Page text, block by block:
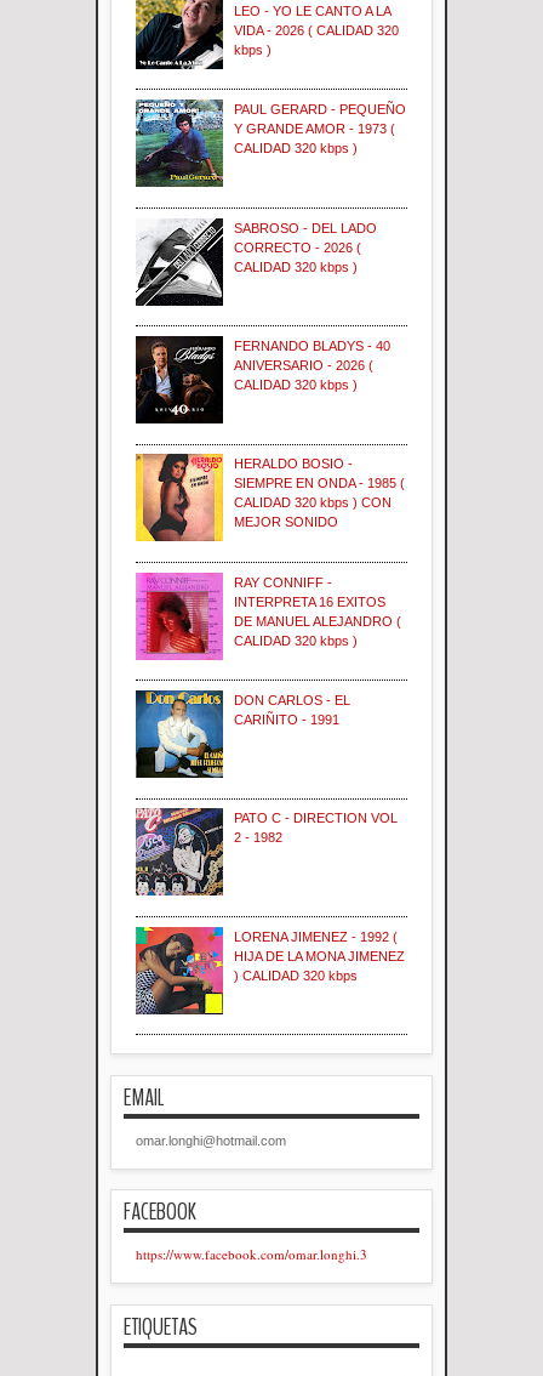
LEO - YO LE CANTO A LA
VIDA - 2026 ( CALIDAD 320
kbps )
PAUL GERARD - PEQUEÑO
Y GRANDE AMOR - 1973 (
CALIDAD 320 kbps )
SABROSO - DEL LADO
CORRECTO - 2026 (
CALIDAD 320 kbps )
FERNANDO BLADYS - 40
ANIVERSARIO - 2026 (
CALIDAD 320 kbps )
HERALDO BOSIO -
SIEMPRE EN ONDA - 1985 (
CALIDAD 320 kbps ) CON
MEJOR SONIDO
RAY CONNIFF -
INTERPRETA 16 EXITOS
DE MANUEL ALEJANDRO (
CALIDAD 320 kbps )
DON CARLOS - EL
CARIÑITO - 1991
PATO C - DIRECTION VOL
2 - 1982
LORENA JIMENEZ - 1992 (
HIJA DE LA MONA JIMENEZ
) CALIDAD 320 kbps
EMAIL
omar.longhi@hotmail.com
FACEBOOK
https://www.facebook.com/omar.longhi.3
ETIQUETAS